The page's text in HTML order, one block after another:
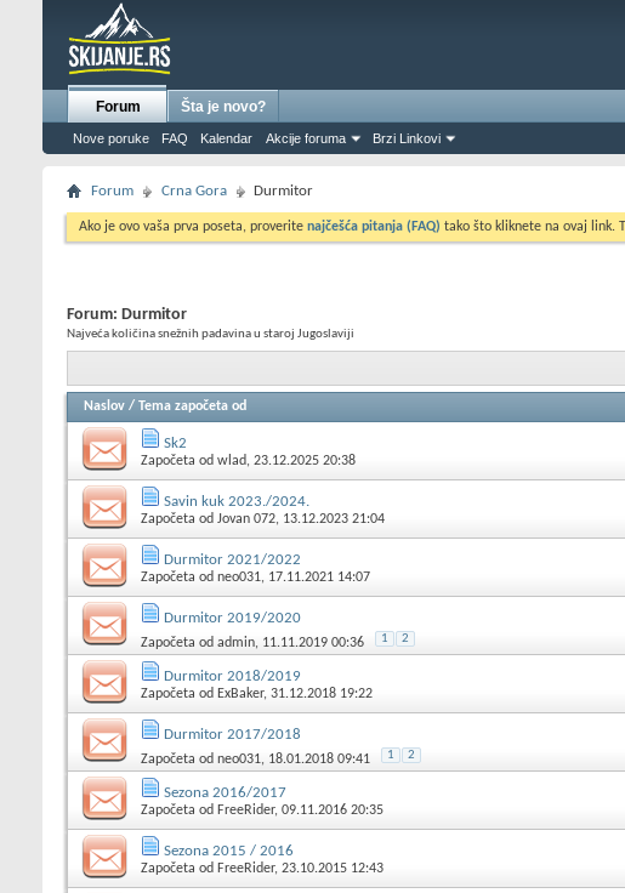
Forum
Nove poruke FAQ Kalendar Akcije foruma Brzi Linkovi
Šta je novo?
Forum Crna Gora Durmitor
Ako je ovo vaša prva poseta, proverite najčešća pitanja (FAQ) tako što kliknete na ovaj link.
Forum: Durmitor
Najveća količina snežnih padavina u staroj Jugoslaviji
Naslov / Tema započeta od
Sk2
Započeta od wlad, 23.12.2025 20:38
Savin kuk 2023./2024.
Započeta od Jovan 072, 13.12.2023 21:04
Durmitor 2021/2022
Započeta od neo031, 17.11.2021 14:07
Durmitor 2019/2020
Započeta od admin, 11.11.2019 00:36 1 2
Durmitor 2018/2019
Započeta od ExBaker, 31.12.2018 19:22
Durmitor 2017/2018
Započeta od neo031, 18.01.2018 09:41 1 2
Sezona 2016/2017
Započeta od FreeRider, 09.11.2016 20:35
Sezona 2015 / 2016
Započeta od FreeRider, 23.10.2015 12:43